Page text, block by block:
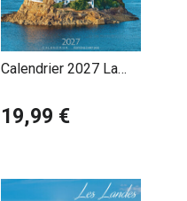
Calendrier 2027 La
19,99 €